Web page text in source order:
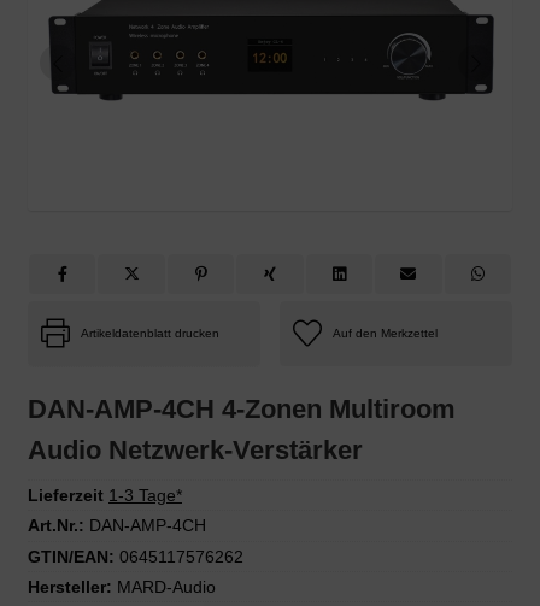
Artikeldatenblatt drucken
DAN-AMP-4CH 4-Zonen Multiroom
Audio Netzwerk-Verstärker
Lieferzeit 1-3 Tage*
Art.Nr.: DAN-AMP-4CH
GTIN/EAN: 0645117576262
Hersteller: MARD-Audio